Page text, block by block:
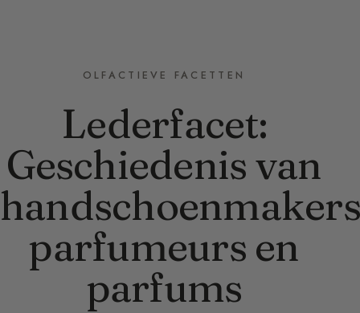
OLFACTIEVE FACETTEN
Lederfacet:
Geschiedenis van
parfumeurs en
parfums